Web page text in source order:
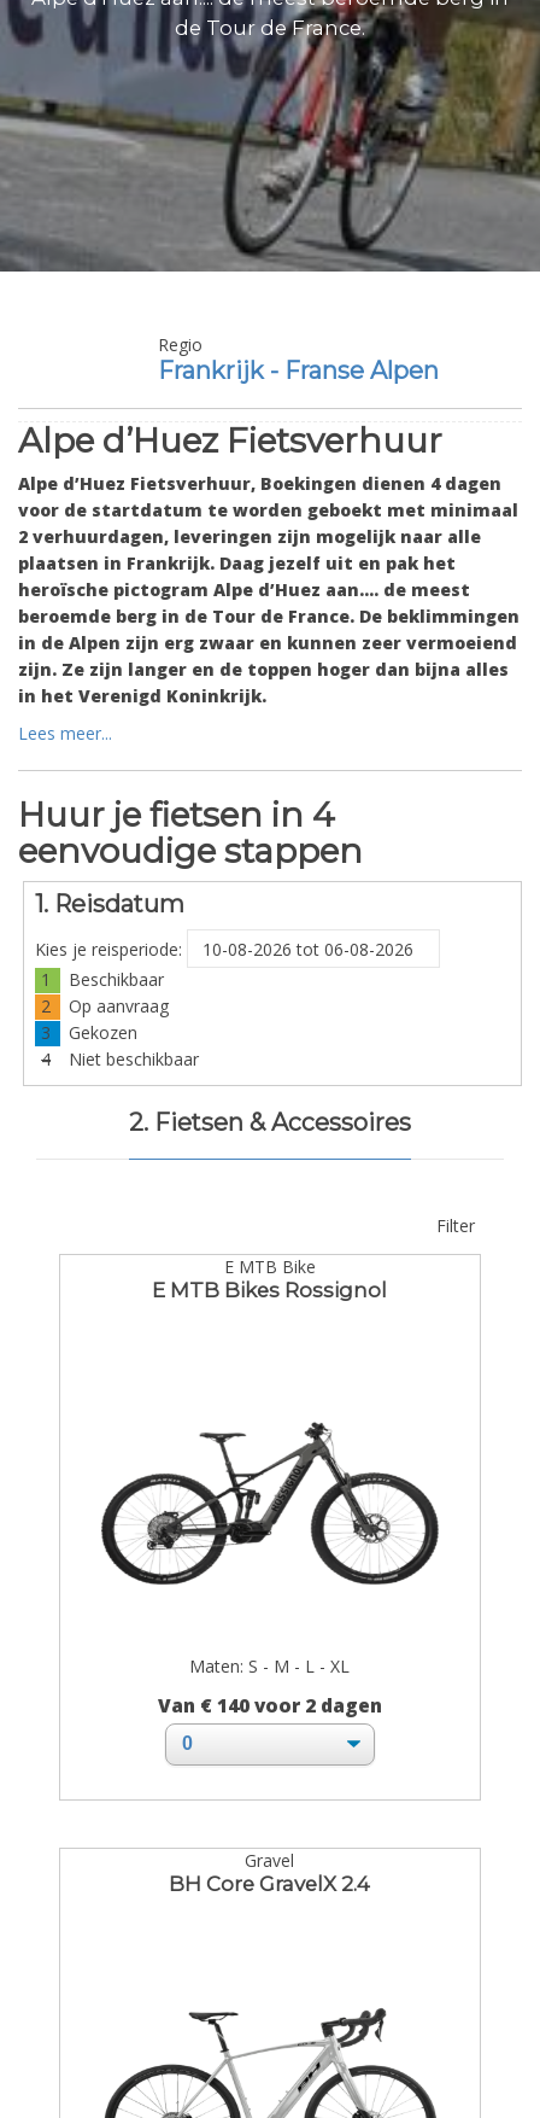
de Tour de France.
Regio
Frankrijk - Franse Alpen
Alpe d’Huez Fietsverhuur
Alpe d’Huez Fietsverhuur, Boekingen dienen 4 dagen
voor de startdatum te worden geboekt met minimaal
2 verhuurdagen, leveringen zijn mogelijk naar alle
plaatsen in Frankrijk. Daag jezelf uit en pak het
heroïsche pictogram Alpe d’Huez aan…. de meest
beroemde berg in de Tour de France. De beklimmingen
in de Alpen zijn erg zwaar en kunnen zeer vermoeiend
zijn. Ze zijn langer en de toppen hoger dan bijna alles
in het Verenigd Koninkrijk.
Lees meer...
Huur je fietsen in 4
eenvoudige stappen
1. Reisdatum
Kies je reisperiode:
1
Beschikbaar
2
Op aanvraag
3
Gekozen
4
Niet beschikbaar
2. Fietsen & Accessoires
Filter
E MTB Bike
E MTB Bikes Rossignol
Maten: S - M - L - XL
Van € 140 voor 2 dagen
Gravel
BH Core GravelX 2.4